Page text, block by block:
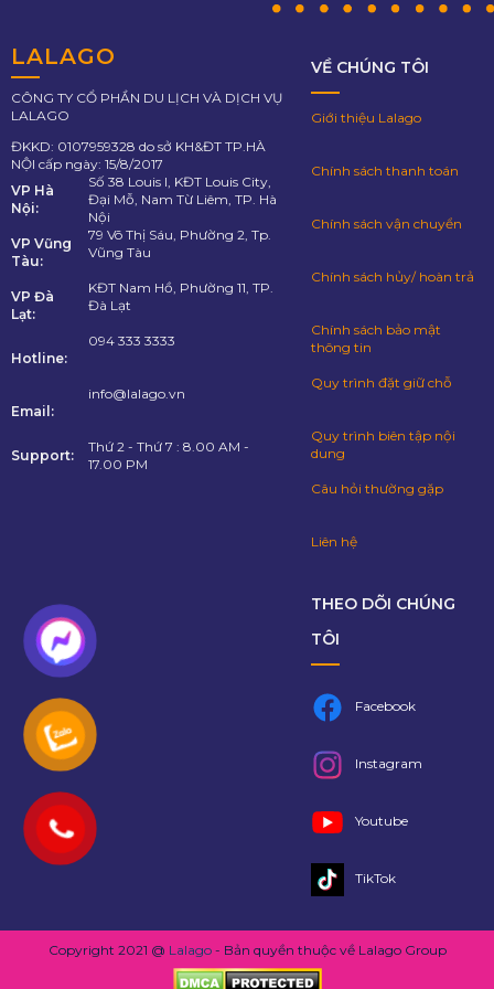
LALAGO
CÔNG TY CỔ PHẦN DU LỊCH VÀ DỊCH VỤ
LALAGO
ĐKKD: 0107959328 do sở KH&ĐT TP.HÀ
NỘI cấp ngày: 15/8/2017
VP Hà
Nội:
Số 38 Louis I, KĐT Louis City,
Đại Mỗ, Nam Từ Liêm, TP. Hà
Nội
VP Vũng
Tàu:
79 Võ Thị Sáu, Phường 2, Tp.
Vũng Tàu
VP Đà
Lạt:
KĐT Nam Hồ, Phường 11, TP.
Đà Lạt
Hotline:
094 333 3333
Email:
info@lalago.vn
Support:
Thứ 2 - Thứ 7 : 8.00 AM -
17.00 PM
VỀ CHÚNG TÔI
Giới thiệu Lalago
Chính sách thanh toán
Chính sách vận chuyển
Chính sách hủy/ hoàn trả
Chính sách bảo mật
thông tin
Quy trình đặt giữ chỗ
Quy trình biên tập nội
dung
Câu hỏi thường gặp
Liên hệ
THEO DÕI CHÚNG
TÔI
Facebook
Instagram
Youtube
TikTok
Copyright 2021 @ Lalago- Bản quyền thuộc về Lalago Group